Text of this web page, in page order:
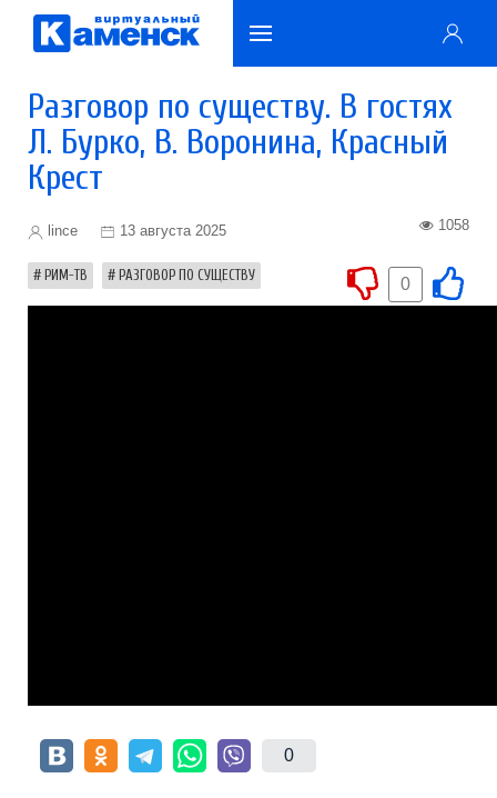
Разговор по существу. В гостях
Л. Бурко, В. Воронина, Красный
Крест
lince 13 августа 2025 1058
РИМ-ТВ РАЗГОВОР ПО СУЩЕСТВУ 0
0